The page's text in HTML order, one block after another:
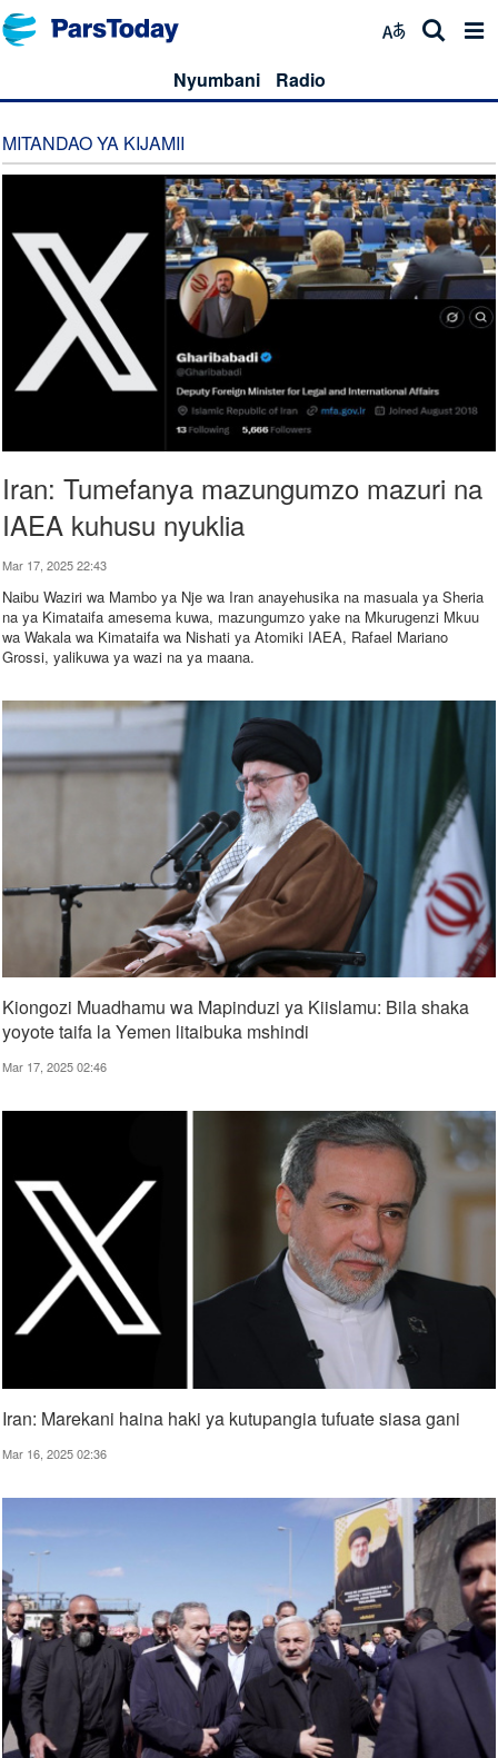
Nyumbani Radio
MITANDAO YA KIJAMII
Iran: Tumefanya mazungumzo mazuri na
IAEA kuhusu nyuklia
Mar 17, 2025 22:43
Naibu Waziri wa Mambo ya Nje wa Iran anayehusika na masuala ya Sheria
na ya Kimataifa amesema kuwa, mazungumzo yake na Mkurugenzi Mkuu
wa Wakala wa Kimataifa wa Nishati ya Atomiki IAEA, Rafael Mariano
Grossi, yalikuwa ya wazi na ya maana.
Kiongozi Muadhamu wa Mapinduzi ya Kiislamu: Bila shaka
yoyote taifa la Yemen litaibuka mshindi
Mar 17, 2025 02:46
Iran: Marekani haina haki ya kutupangia tufuate siasa gani
Mar 16, 2025 02:36